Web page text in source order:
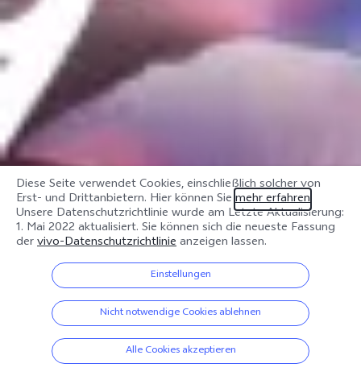
Diese Seite verwendet Cookies, einschließlich solcher von
Erst- und Drittanbietern. Hier können Sie mehr erfahren
Unsere Datenschutzrichtlinie wurde am Letzte Aktualisierung:
1. Mai 2022 aktualisiert. Sie können sich die neueste Fassung
dervivo-Datenschutzrichtlinieanzeigen lassen.
Einstellungen
Nicht notwendige Cookies ablehnen
Alle Cookies akzeptieren